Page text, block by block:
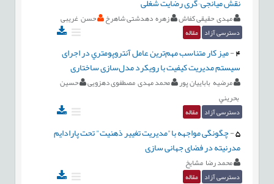
مهدی حقیقی کفاش زهره دهدشتی شاهرخ حسن غریبی
دسترسی آزاد مقاله
4
-ميز كار متناسب مهم‌ترین عامل آنتروپومتري در اجرای
سیستم مدیریت کیفیت با رویکرد مدل‌سازی ساختاری
مرضیه باباییان پور محمد مهدی مصطفوی دهزویی
حسين
بحريني
دسترسی آزاد مقاله
5
-چگونگی مواجهه با"مدیریت تغییر ذهنیت" تحت پارادایم
مدرنیته در فضای جهانی سازی
محمد رضا مشایخ
دسترسی آزاد مقاله